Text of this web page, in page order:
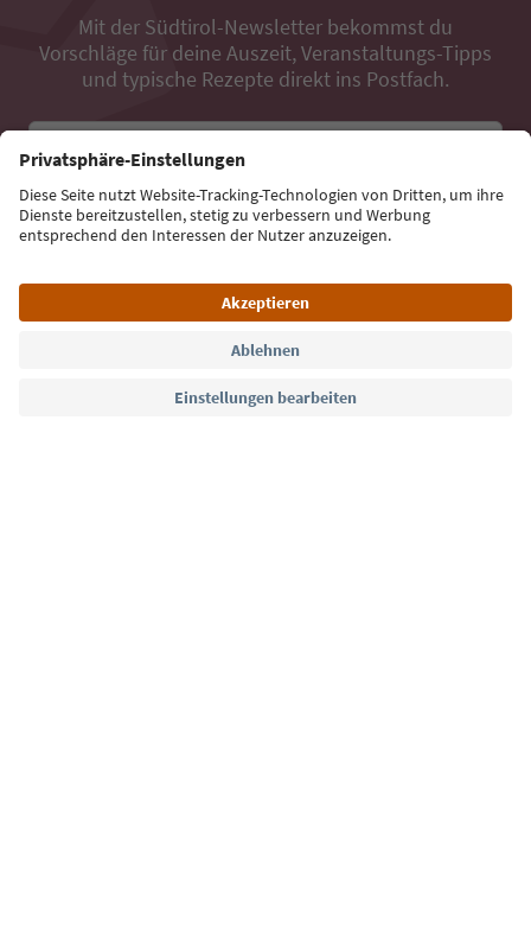
Mit der Südtirol-Newsletter bekommst du
Vorschläge für deine Auszeit, Veranstaltungs-Tipps
und typische Rezepte direkt ins Postfach.
E-Mail Adresse
Jetzt anmelden